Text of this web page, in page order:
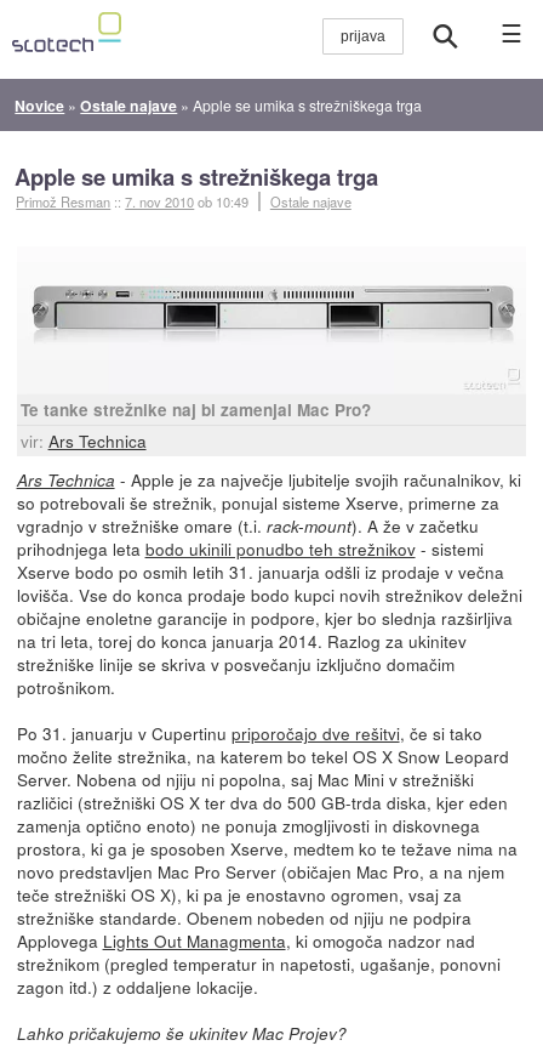
☰
Novice »Ostale najave »Apple se umika s strežniškega trga
Apple se umika s strežniškega trga
Primož Resman ::7. nov 2010ob 10:49 Ostale najave
Te tanke strežnike naj bi zamenjal Mac Pro?
vir: Ars Technica
Ars Technica - Apple je za največje ljubitelje svojih računalnikov, ki
so potrebovali še strežnik, ponujal sisteme Xserve, primerne za
vgradnjo v strežniške omare (t.i. rack-mount). A že v začetku
prihodnjega leta bodo ukinili ponudbo teh strežnikov- sistemi
Xserve bodo po osmih letih 31. januarja odšli iz prodaje v večna
lovišča. Vse do konca prodaje bodo kupci novih strežnikov deležni
običajne enoletne garancije in podpore, kjer bo slednja razširljiva
na tri leta, torej do konca januarja 2014. Razlog za ukinitev
strežniške linije se skriva v posvečanju izključno domačim
potrošnikom.
Po 31. januarju v Cupertinu priporočajo dve rešitvi, če si tako
močno želite strežnika, na katerem bo tekel OS X Snow Leopard
Server. Nobena od njiju ni popolna, saj Mac Mini v strežniški
različici (strežniški OS X ter dva do 500 GB-trda diska, kjer eden
zamenja optično enoto) ne ponuja zmogljivosti in diskovnega
prostora, ki ga je sposoben Xserve, medtem ko te težave nima na
novo predstavljen Mac Pro Server (običajen Mac Pro, a na njem
teče strežniški OS X), ki pa je enostavno ogromen, vsaj za
strežniške standarde. Obenem nobeden od njiju ne podpira
Applovega Lights Out Managmenta, ki omogoča nadzor nad
strežnikom (pregled temperatur in napetosti, ugašanje, ponovni
zagon itd.) z oddaljene lokacije.
Lahko pričakujemo še ukinitev Mac Projev?